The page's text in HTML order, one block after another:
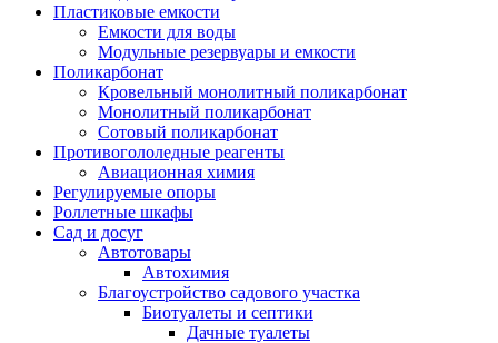
Пластиковые емкости
Емкости для воды
Модульные резервуары и емкости
Поликарбонат
Кровельный монолитный поликарбонат
Монолитный поликарбонат
Сотовый поликарбонат
Противогололедные реагенты
Авиационная химия
Регулируемые опоры
Роллетные шкафы
Сад и досуг
Автотовары
Автохимия
Благоустройство садового участка
Биотуалеты и септики
Дачные туалеты